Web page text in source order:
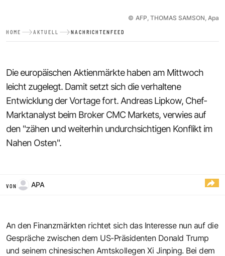
© AFP, THOMAS SAMSON, Apa
HOME AKTUELL NACHRICHTENFEED
Die europäischen Aktienmärkte haben am Mittwoch
leicht zugelegt. Damit setzt sich die verhaltene
Entwicklung der Vortage fort. Andreas Lipkow, Chef-
Marktanalyst beim Broker CMC Markets, verwies auf
den "zähen und weiterhin undurchsichtigen Konflikt im
Nahen Osten".
VON APA
An den Finanzmärkten richtet sich das Interesse nun auf die
Gespräche zwischen dem US-Präsidenten Donald Trump
und seinem chinesischen Amtskollegen Xi Jinping. Bei dem